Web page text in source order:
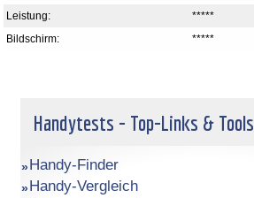
*****
Leistung:
*****
Bildschirm:
Handytests - Top-Links & Tools
Handy-Finder
Handy-Vergleich